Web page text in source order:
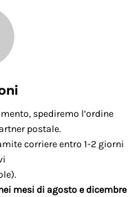
spediremo l’ordine
postale.
corriere entro 1-2 giorni
mesi di agosto e dicembre